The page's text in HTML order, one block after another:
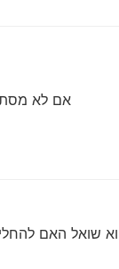
אם לא
שואל האם